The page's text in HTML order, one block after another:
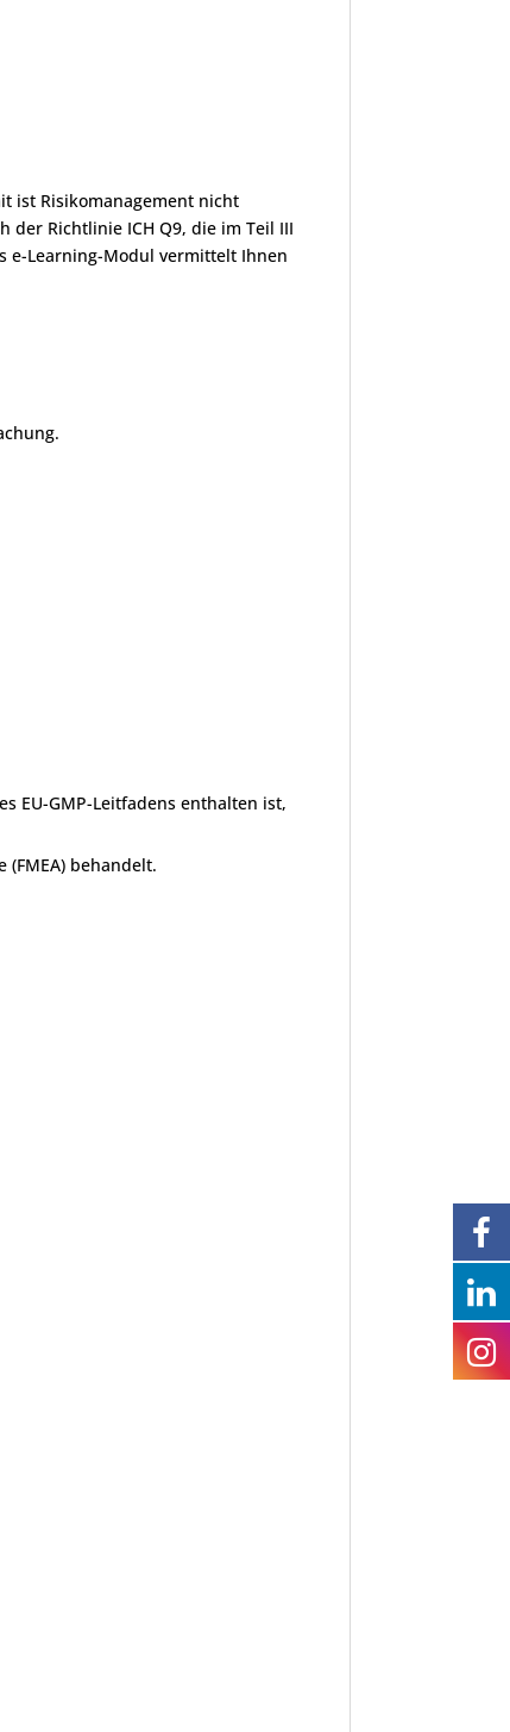
ist Risikomanagement nicht
der Richtlinie ICH Q9, die im Teil III
e-Learning-Modul vermittelt Ihnen
EU-GMP-Leitfadens enthalten ist,
behandelt.